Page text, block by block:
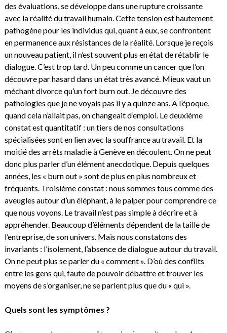
des évaluations, se développe dans une rupture croissante
avec la réalité du travail humain. Cette tension est hautement
pathogène pour les individus qui, quant à eux, se confrontent
en permanence aux résistances de la réalité. Lorsque je reçois
un nouveau patient, il n’est souvent plus en état de rétablir le
dialogue. C’est trop tard. Un peu comme un cancer que l’on
découvre par hasard dans un état très avancé. Mieux vaut un
méchant divorce qu’un fort burn out. Je découvre des
pathologies que je ne voyais pas il y a quinze ans. A l’époque,
quand cela n’allait pas, on changeait d’emploi. Le deuxième
constat est quantitatif : un tiers de nos consultations
spécialisées sont en lien avec la souffrance au travail. Et la
moitié des arrêts maladie à Genève en découlent. On ne peut
donc plus parler d’un élément anecdotique. Depuis quelques
années, les « burn out » sont de plus en plus nombreux et
fréquents. Troisième constat : nous sommes tous comme des
aveugles autour d’un éléphant, à le palper pour comprendre ce
que nous voyons. Le travail n’est pas simple à décrire et à
appréhender. Beaucoup d’éléments dépendent de la taille de
l’entreprise, de son univers. Mais nous constatons des
invariants : l’isolement, l’absence de dialogue autour du travail.
On ne peut plus se parler du « comment ». D’où des conflits
entre les gens qui, faute de pouvoir débattre et trouver les
moyens de s’organiser, ne se parlent plus que du « qui ».
Quels sont les symptômes ?